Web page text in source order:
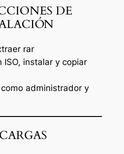
DE
rar
ISO, instalar y copiar
administrador y